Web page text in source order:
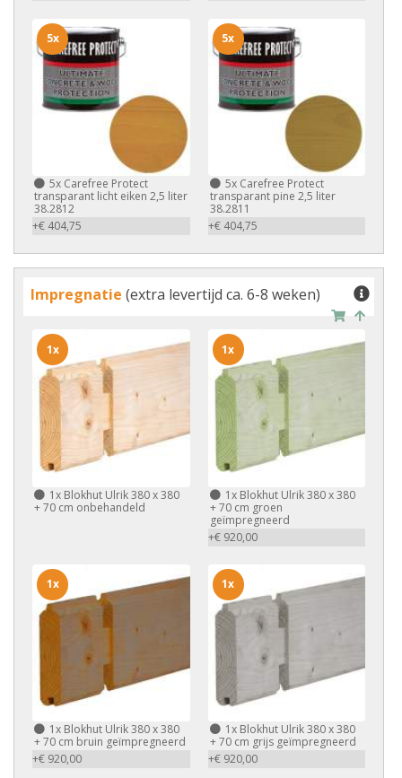
5x Carefree Protect
transparant licht eiken 2,5 liter
38.2812
+€ 404,75
5x
5xCarefree Protect
transparant pine 2,5 liter
38.2811
+€ 404,75
5x
Impregnatie (extra levertijd ca. 6-8 weken)
1x Blokhut Ulrik 380 x 380
+ 70 cm onbehandeld
1x
1xBlokhut Ulrik 380 x 380
+ 70 cm groen
geïmpregneerd
+€ 920,00
1x
1x Blokhut Ulrik 380 x 380
+ 70 cm bruin geïmpregneerd
+€ 920,00
1x
1xBlokhut Ulrik 380 x 380
+ 70 cm grijs geïmpregneerd
+€ 920,00
1x